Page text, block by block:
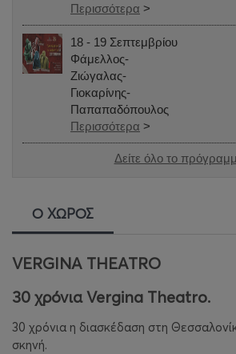
Περισσότερα >
18 - 19 Σεπτεμβρίου
Φάμελλος-
Ζιώγαλας-
Γιοκαρίνης-
Παπαπαδόπουλος
Περισσότερα >
Δείτε όλο το
Ο ΧΩΡΟΣ
VERGINA THEATRO
30 χρόνια Vergina Theatro.
30 χρόνια η διασκέδαση στη
σκηνή.